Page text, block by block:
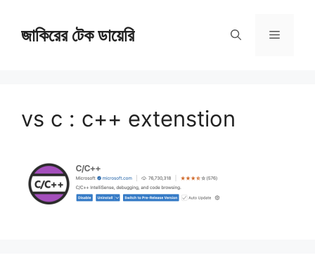
জাকিরের টেক ডায়েরি Menu
vs c : c++ extenstion